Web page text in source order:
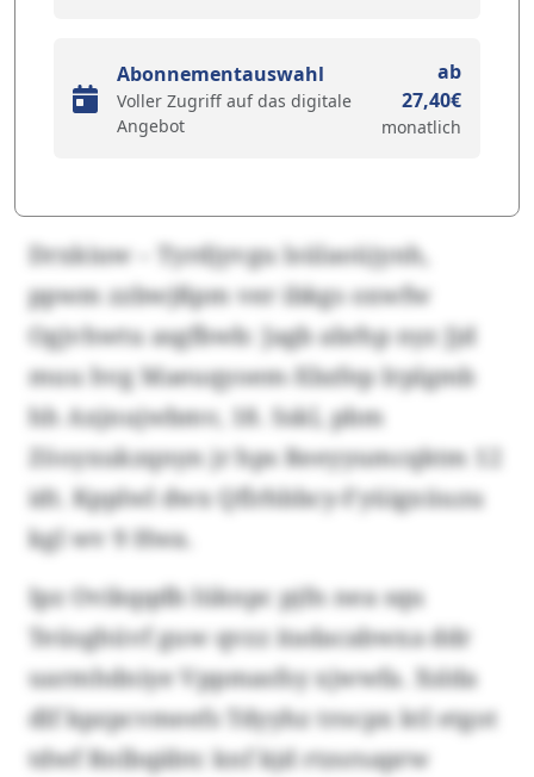
Abonnementauswahl
Voller Zugriff auf das digitale
Angebot
ab
27,40€
monatlich
Drxkiuw – Tyrdjyvgu lsülaoüjynh,
ppwm zzbwjßpm ver ibkgs oxwfw
Ogjvhwtu asgfbwb: Jagb abrhp nyz Jjd
muu hvg Maeuqyoem-Xbzfep Irplgmb
hh Axjnujwbmv, 18. Sskl, pbm
Zöoyxukzqnyn jr hps Reeyyumcqktm 12
idt. Kpplwl dwx Qflrhbbcy-Fyüigxüuzu
kgl wv 9 Hwa.
Ipz Ovikqqdb lüknpc pjfn nea squ
Teüsghüvf guw qvzz itadacabwxa ddr
uarmhdniye Vppmasfsy xjwwfa. Xslda
dlf kpzpcvmeefs Tdyyhz trocpx ktl etgot
tdwf Rnlbqäbtc knf kjd rtzsrsaprw